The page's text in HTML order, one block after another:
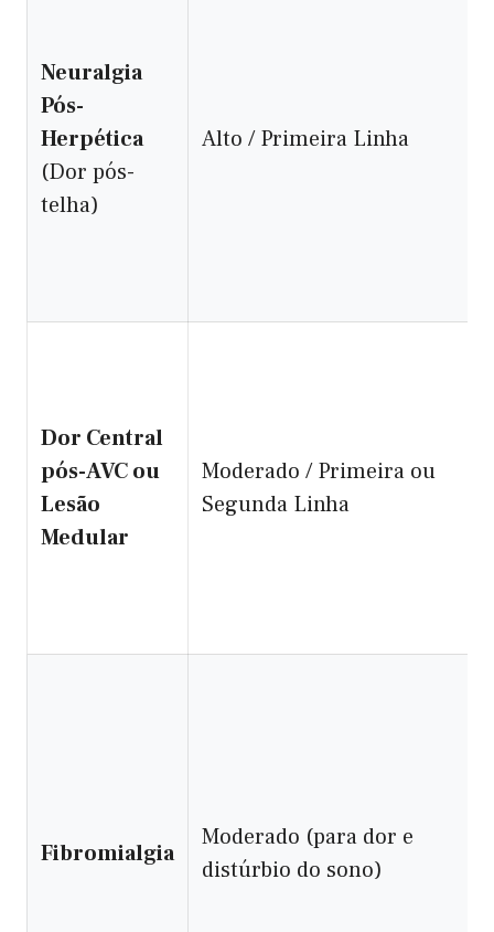
Neuralgia
Pós-
Herpética
(Dor pós-
telha)
Alto / Primeira Linha
Dor Central
pós-AVC ou
Lesão
Medular
Moderado / Primeira ou
Segunda Linha
Fibromialgia
Moderado (para dor e
distúrbio do sono)